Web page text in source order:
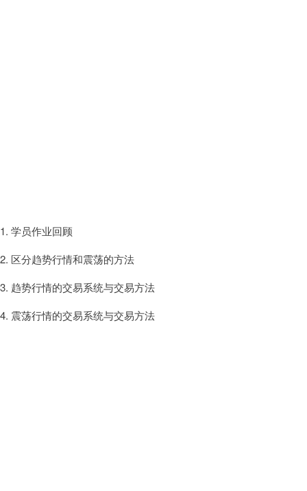
1. 学员作业回顾
2. 区分趋势行情和震荡的方法
3. 趋势行情的交易系统与交易方法
4. 震荡行情的交易系统与交易方法